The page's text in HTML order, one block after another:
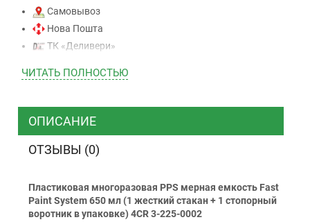
Самовывоз
Нова Пошта
ТК «Деливери»
ТК “Justin”
ТК ”УкрПочта”
Наличными
Наложенный платеж (при получении)
ЧИТАТЬ ПОЛНОСТЬЮ
ОПИСАНИЕ
ОТЗЫВЫ (0)
Пластиковая многоразовая PPS мерная емкость Fast
Paint System 650 мл (1 жесткий стакан + 1 стопорный
воротник в упаковке) 4CR 3-225-0002